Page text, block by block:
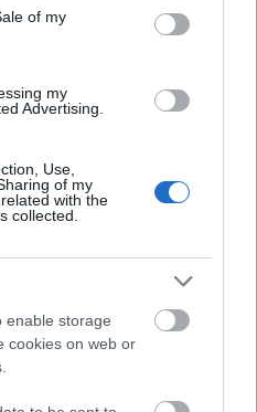
of my
my
Advertising.
Use,
of my
with the
collected.
enable storage
cookies on web or
για τους κωδικούς σου;
κλέψουν